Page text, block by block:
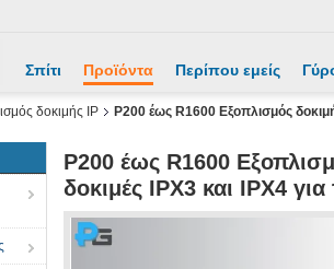
Σπίτι Προϊόντα Περίπου εμείς
δοκιμής IP
Ρ200 έως R1600 Εξοπλισμός
Ρ200 έως R1600
δοκιμές IPX3 και IPX4